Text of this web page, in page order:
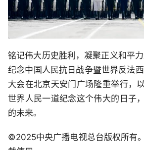
铭记伟大历史胜利，凝聚正义和平
纪念中国人民抗日战争暨世界反法
大会在北京天安门广场隆重举行，
世界人民一道纪念这个伟大的日子
的未来。
©2025中央广播电视总台版权所有